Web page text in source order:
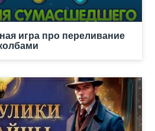
игра про переливание